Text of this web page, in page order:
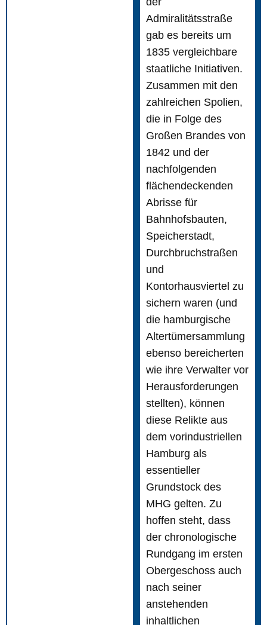
Admiralitätsstraße
gab es bereits um
1835 vergleichbare
staatliche Initiativen.
Zusammen mit den
zahlreichen Spolien,
die in Folge des
Großen Brandes von
1842 und der
nachfolgenden
flächendeckenden
Abrisse für
Bahnhofsbauten,
Speicherstadt,
Durchbruchstraßen
und
Kontorhausviertel zu
sichern waren (und
die hamburgische
Altertümersammlung
ebenso bereicherten
wie ihre Verwalter vor
Herausforderungen
stellten), können
diese Relikte aus
dem vorindustriellen
Hamburg als
essentieller
Grundstock des
MHG gelten. Zu
hoffen steht, dass
der chronologische
Rundgang im ersten
Obergeschoss auch
nach seiner
anstehenden
inhaltlichen